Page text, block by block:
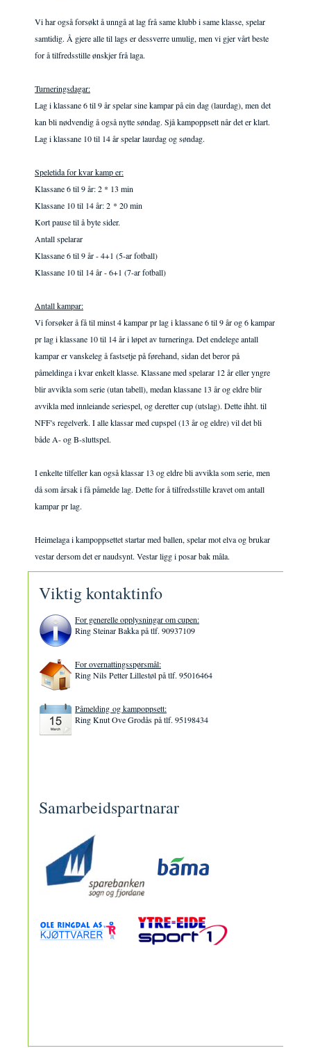
Vi har også forsøkt å unngå at lag frå same klubb i same klasse, spelar
samtidig. Å gjere alle til lags er dessverre umulig, men vi gjer vårt beste
for å tilfredsstille ønskjer frå laga.
Turneringsdagar:
Lag i klassane 6 til 9 år spelar sine kampar på ein dag (laurdag), men det
kan bli nødvendig å også nytte søndag. Sjå kampoppsett når det er klart.
Lag i klassane 10 til 14 år spelar laurdag og søndag.
Speletida for kvar kamp er:
Klassane 6 til 9 år: 2 * 13 min
Klassane 10 til 14 år: 2 * 20 min
Kort pause til å byte sider.
Antall spelarar
Klassane 6 til 9 år - 4+1 (5-ar fotball)
Klassane 10 til 14 år - 6+1 (7-ar fotball)
Antall kampar:
Vi forsøker å få til minst 4 kampar pr lag i klassane 6 til 9 år og 6 kampar
pr lag i klassane 10 til 14 år i løpet av turneringa. Det endelege antall
kampar er vanskeleg å fastsetje på førehand, sidan det beror på
påmeldinga i kvar enkelt klasse. Klassane med spelarar 12 år eller yngre
blir avvikla som serie (utan tabell), medan klassane 13 år og eldre blir
avvikla med innleiande seriespel, og deretter cup (utslag). Dette ihht. til
NFF's regelverk. I alle klassar med cupspel (13 år og eldre) vil det bli
både A- og B-sluttspel.
I enkelte tilfeller kan også klassar 13 og eldre bli avvikla som serie, men
då som årsak i få påmelde lag. Dette for å tilfredsstille kravet om antall
kampar pr lag.
Heimelaga i kampoppsettet startar med ballen, spelar mot elva og brukar
vestar dersom det er naudsynt. Vestar ligg i posar bak måla.
Viktig kontaktinfo
For generelle opplysningar om cupen:
Ring Steinar Bakka på tlf. 90937109
For overnattingsspørsmål:
Ring Nils Petter Lillestøl på tlf. 95016464
Påmelding og kampoppsett:
Ring Knut Ove Grodås på tlf. 95198434
Samarbeidspartnarar